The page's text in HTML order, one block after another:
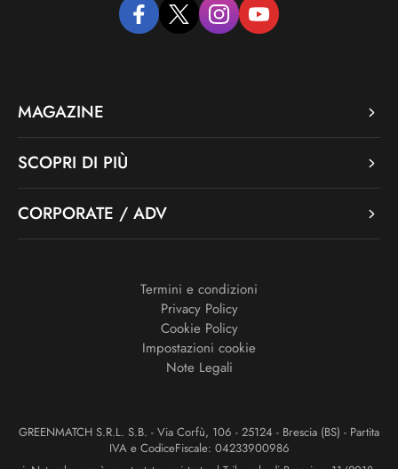
facebooktwitter instagramyoutube
MAGAZINE
SCOPRI DI PIÙ
CORPORATE / ADV
Termini e condizioni
Privacy Policy
Cookie Policy
Impostazioni cookie
Note Legali
GREENMATCH S.R.L. S.B. - Via Corfù, 106 - 25124 - Brescia (BS) - Partita
IVA e CodiceFiscale: 04233900986